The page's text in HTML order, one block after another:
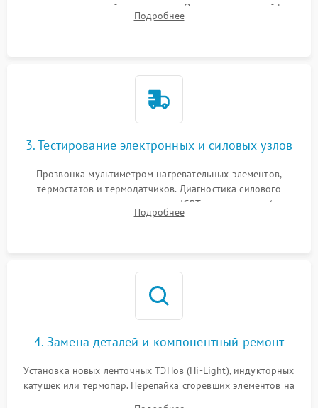
стеклокерамической поверхности. Отсоединение шлейфов
сенсорного блока для доступа к силовым платам, катушкам
Подробнее
3. Тестирование электронных и силовых узлов
Прозвонка мультиметром нагревательных элементов,
термостатов и термодатчиков. Диагностика силового
модуля, реле, диодных мостов и IGBT-транзисторов (для
индукции). Проверка кранов и газ-контроля (для газовых
Подробнее
4. Замена деталей и компонентный ремонт
Установка новых ленточных ТЭНов (Hi-Light), индукторных
катушек или термопар. Перепайка сгоревших элементов на